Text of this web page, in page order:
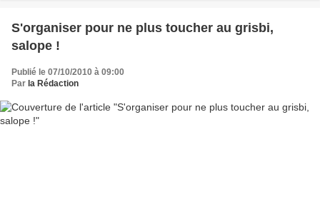
S'organiser pour ne plus toucher au grisbi,
salope !
Publié le 07/10/2010 à 09:00
Par la Rédaction